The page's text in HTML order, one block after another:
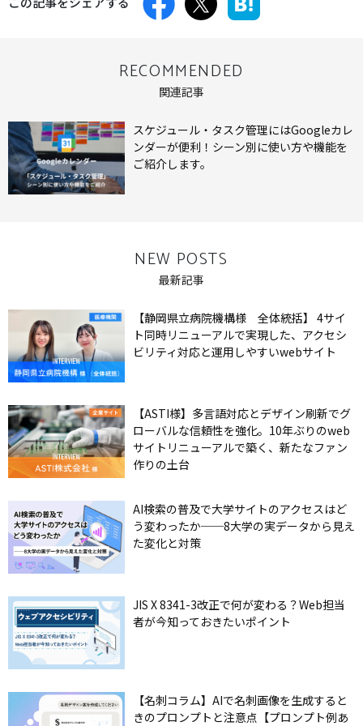
RECOMMENDED
関連記事
スケジュール・タスク管理にはGoogleカレ
ンダーが便利！シーン別に使い方や機能を
ご紹介します。
NEW POSTS
最新記事
【静岡県立病院機構様 全体統括】 4サイ
ト同時リニューアルで実現した、アクセシ
ビリティ対応と運用しやすいwebサイト
【ASTI様】多言語対応とデザイン刷新でグ
ローバルな信頼性を強化。10年ぶりのweb
サイトリニューアルで築く、新たなファン
作りの土台
AI検索の普及で大学サイトのアクセスはど
う変わったか──8大学の実データから見え
た変化と対策
JIS X 8341-3改正で何が変わる？Web担当
者が今知っておきたいポイント
【名刺コラム】AIで名刺画像を生成すると
きのプロンプトと注意点【プロンプト例あ